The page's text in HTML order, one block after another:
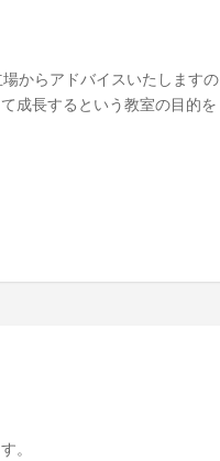
からアドバイスいたしますの
成長するという教室の目的を
。